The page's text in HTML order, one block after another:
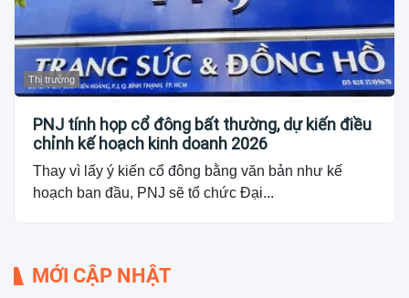
Thị trường
PNJ tính họp cổ đông bất thường, dự kiến điều
chỉnh kế hoạch kinh doanh 2026
Thay vì lấy ý kiến cổ đông bằng văn bản như kế
hoạch ban đầu, PNJ sẽ tổ chức Đại...
MỚI CẬP NHẬT